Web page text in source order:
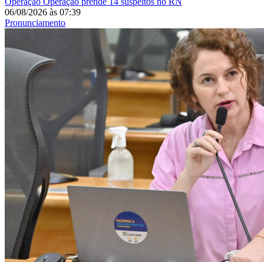
06/08/2026 às 07:39
Pronunciamento